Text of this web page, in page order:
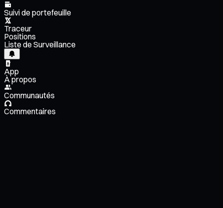
Suivi de portefeuille
Traceur
Positions
Liste de Surveillance
App
À propos
Communautés
Commentaires